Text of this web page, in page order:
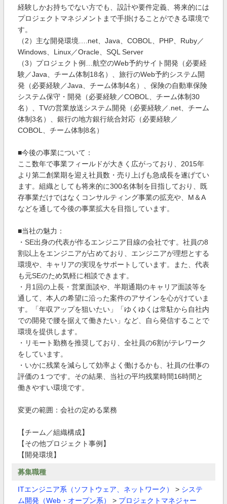
経験しかお持ちでない方でも、設計や要件定義、将来的には
プロジェクトマネジメントまで手掛けることができる環境で
す。
（2）主な開発環境….net、Java、COBOL、PHP、Ruby／
Windows、Linux／Oracle、SQL Server
（3）プロジェクト例…航空のWeb予約サイト開発（必要経
験／Java、チーム体制18名）、旅行のWeb予約システム開
発（必要経験／Java、チーム体制4名）、保険の自動車保険
システム保守・開発（必要経験／COBOL、チーム体制30
名）、TVの営業放送システム開発（必要経験／.net、チーム
体制3名）、銀行の地方銀行統合対応（必要経験／
COBOL、チーム体制8名）
■今後の事業について：
ここ数年で事業フィールドが大きく広がっており、2015年
より第二創業期を迎え社員数・売り上げも急成長を遂げてい
ます。組織としても将来的に300名体制を目指しており、既
存事業だけではなくコンサルティング事業の拡充や、M＆A
などを通して今後の事業拡大を目指しています。
■当社の魅力：
・SE出身の代表が作るエンジニア目線の会社です。社員の8
割以上をエンジニアが占めており、エンジニアが理想とする
環境や、キャリアの実現をサポートしています。また、代表
も元SEのため気軽に相談できます。
・月1回の上長・営業面談や、半期通期のキャリア面談等を
通して、本人の希望に沿った案件のアサインを心がけていま
す。「年収アップを狙いたい」「ゆくゆくは常駐から自社内
での開発で腰を据えて働きたい」など、自ら発信することで
環境を提供します。
・リモート勤務を推奨しており、全社員の6割がテレワーク
をしています。
・いかに残業を減らして効率よく働けるかも、社員の仕事の
評価の１つです。その結果、当社の平均残業時間16時間と
働きやすい環境です。
変更の範囲：会社の定める業務
【チーム／組織構成】
【その他プロジェクト事例】
【開発環境】
募集職種
ITエンジニア系（ソフトウェア、ネットワーク） > システ
ム開発（Web・オープン系）
> プロジェクトマネジャー